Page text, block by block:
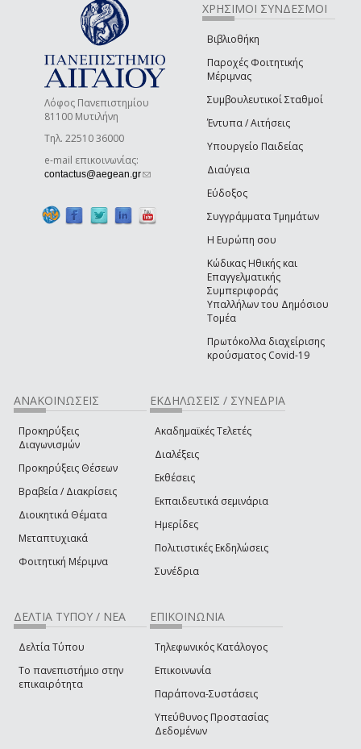
Λόφος Πανεπιστημίου
81100 Μυτιλήνη
Τηλ. 22510 36000
e-mail επικοινωνίας:
contactus@aegean.gr(link sends e-mail)
ΧΡΗΣΙΜΟΙ ΣΥΝΔΕΣΜΟΙ
Βιβλιοθήκη
Παροχές Φοιτητικής
Μέριμνας
Συμβουλευτικοί Σταθμοί
Έντυπα / Αιτήσεις
Υπουργείο Παιδείας
Διαύγεια
Εύδοξος
Συγγράμματα Τμημάτων
Η Ευρώπη σου
Κώδικας Ηθικής και
Επαγγελματικής
Συμπεριφοράς
Υπαλλήλων του Δημόσιου
Τομέα
Πρωτόκολλα διαχείρισης
κρούσματος Covid-19
ΑΝΑΚΟΙΝΩΣΕΙΣ
Προκηρύξεις
Διαγωνισμών
Προκηρύξεις Θέσεων
Βραβεία / Διακρίσεις
Διοικητικά Θέματα
Μεταπτυχιακά
Φοιτητική Μέριμνα
ΕΚΔΗΛΩΣΕΙΣ / ΣΥΝΕΔΡΙΑ
Ακαδημαϊκές Τελετές
Διαλέξεις
Εκθέσεις
Εκπαιδευτικά σεμινάρια
Ημερίδες
Πολιτιστικές Εκδηλώσεις
Συνέδρια
ΔΕΛΤΙΑ ΤΥΠΟΥ / ΝΕΑ
Δελτία Τύπου
Το πανεπιστήμιο στην
επικαιρότητα
ΕΠΙΚΟΙΝΩΝΙΑ
Τηλεφωνικός Κατάλογος
Επικοινωνία
Παράπονα-Συστάσεις
Υπεύθυνος Προστασίας
Δεδομένων